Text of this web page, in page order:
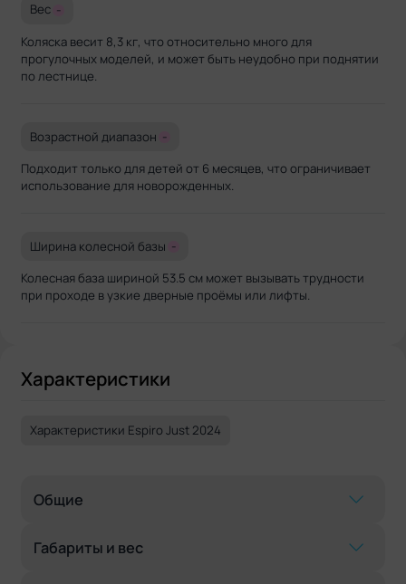
Вес -
Коляска весит 8,3 кг, что относительно много для
прогулочных моделей, и может быть неудобно при поднятии
по лестнице.
Возрастной диапазон -
Подходит только для детей от 6 месяцев, что ограничивает
использование для новорожденных.
Ширина колесной базы -
Колесная база шириной 53.5 см может вызывать трудности
при проходе в узкие дверные проёмы или лифты.
Характеристики
Характеристики Espiro Just 2024
Общие
Габариты и вес